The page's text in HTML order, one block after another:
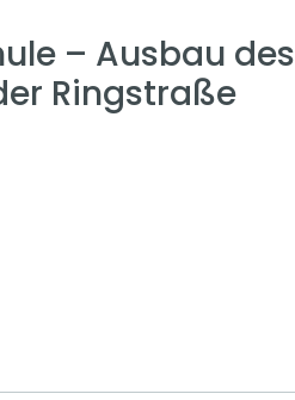
– Ausbau des
Ringstraße